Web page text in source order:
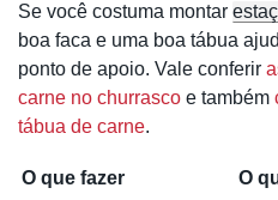
Se você costuma montar
boa faca e uma boa tábua
ponto de apoio. Vale conferir
carne no churrasco e também
tábua de carne.
O que fazer
O